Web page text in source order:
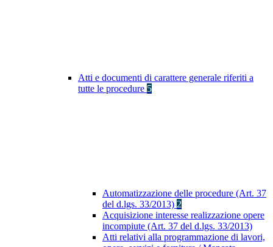
Atti e documenti di carattere generale riferiti a
tutte le procedure 5
Automatizzazione delle procedure (Art. 37
del d.lgs. 33/2013) 2
Acquisizione interesse realizzazione opere
incompiute (Art. 37 del d.lgs. 33/2013)
Atti relativi alla programmazione di lavori,